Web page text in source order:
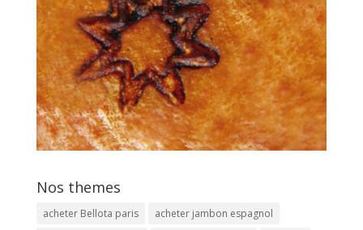
Nos themes
acheter Bellota paris
acheter jambon espagnol